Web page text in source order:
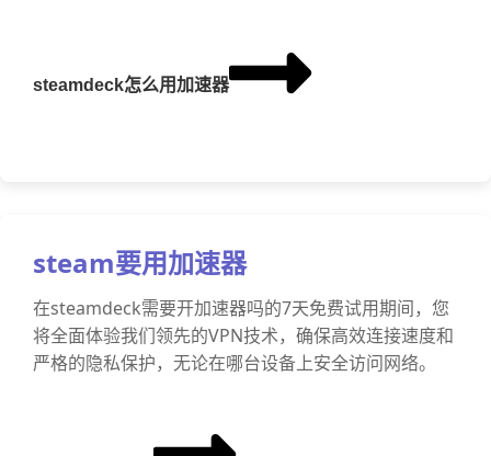
steamdeck怎么用加速器
steam要用加速器
在steamdeck需要开加速器吗的7天免费试用期间，您
将全面体验我们领先的VPN技术，确保高效连接速度和
严格的隐私保护，无论在哪台设备上安全访问网络。